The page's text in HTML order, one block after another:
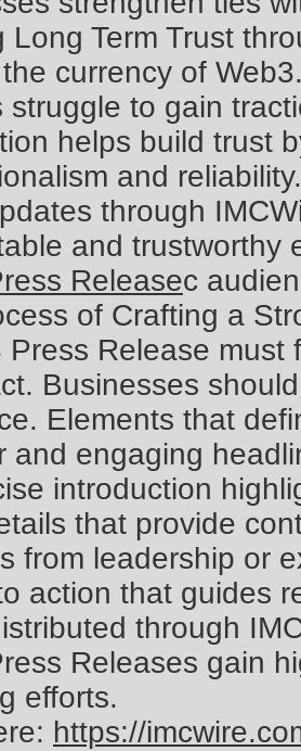
Long Term Trust
currency of
struggle to gain
helps build trust
and
through
and trustworthy
Releasec
of Crafting a
Press Release
Businesses
Elements that
and engaging
introduction
that provide
from leadership or
action that guides
through
Releases gain
efforts.
https://